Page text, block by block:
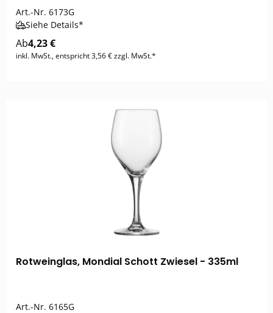
Art.-Nr. 6173G
Siehe Details*
Ab4,23 €
inkl. MwSt., entspricht 3,56 € zzgl. MwSt.*
Rotweinglas, Mondial Schott Zwiesel - 335ml
Art.-Nr. 6165G